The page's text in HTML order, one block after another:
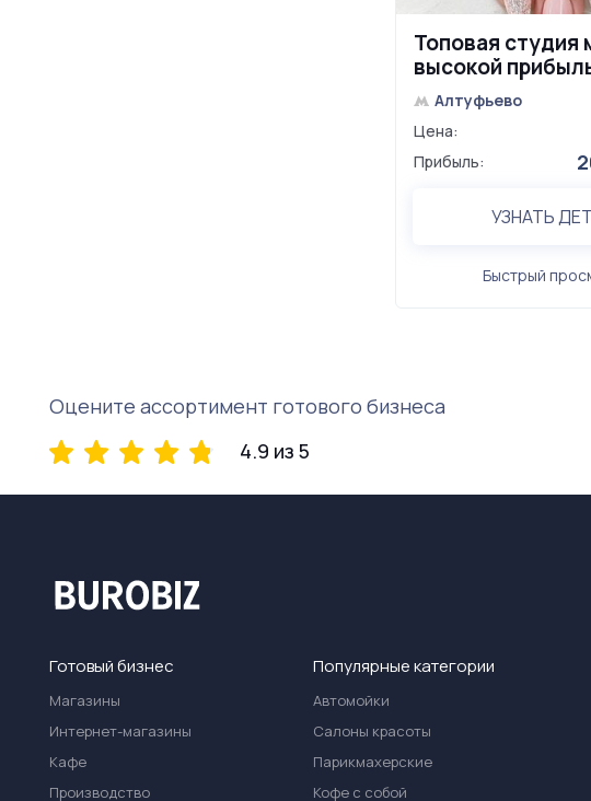
Топовая студия
высокой
Алтуфьево
Цена:
Прибыль:
УЗНАТЬ
Быстрый
Оцените ассортимент готового бизнеса
4.9 из 5
Готовый бизнес
Магазины
Интернет-магазины
Кафе
Производство
Популярные категории
Автомойки
Салоны красоты
Парикмахерские
Кофе с собой